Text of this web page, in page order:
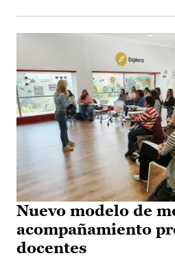
Nuevo modelo de
acompañamiento
docentes